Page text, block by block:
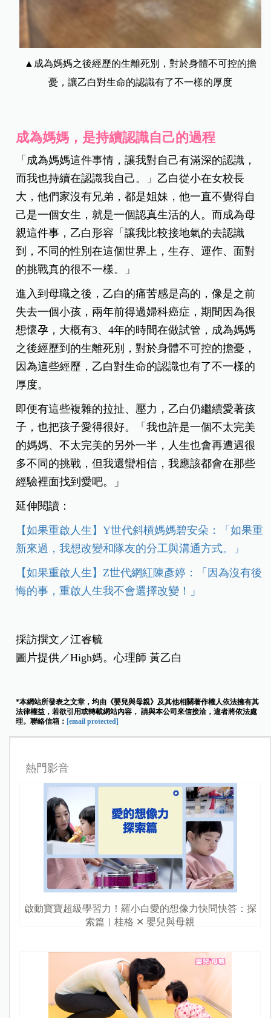
▲成為媽媽之後經歷的生離死別，對於身體不可控的擔
憂，讓乙白對生命的認識有了不一樣的厚度
成為媽媽，是持續認識自己的過程
「成為媽媽這件事情，讓我對自己有滿深的認識，
而我也持續在認識我自己。」乙白從小在女校長
大，他們家沒有兄弟，都是姐妹，他一直不覺得自
己是一個女生，就是一個認真生活的人。而成為母
親這件事，乙白形容「讓我比較接地氣的去認識
到，不同的性別在這個世界上，生存、運作、面對
的挑戰真的很不一樣。」
進入到母職之後，乙白的痛苦感是高的，像是之前
失去一個小孩，兩年前得過婦科癌症，期間因為很
想懷孕，大概有3、4年的時間在做試管，成為媽媽
之後經歷到的生離死別，對於身體不可控的擔憂，
因為這些經歷，乙白對生命的認識也有了不一樣的
厚度。
即便有這些複雜的拉扯、壓力，乙白仍繼續愛著孩
子，也把孩子愛得很好。「我也許是一個不太完美
的媽媽、不太完美的另外一半，人生也會再遭遇很
多不同的挑戰，但我還蠻相信，我應該都會在那些
經驗裡面找到愛吧。」
延伸閱讀：
【如果重啟人生】Y世代斜槓媽媽碧安朵：「如果重
新來過，我想改變和隊友的分工與溝通方式。」
【如果重啟人生】Z世代網紅陳彥婷：「因為沒有後
悔的事，重啟人生我不會選擇改變！」
採訪撰文／江睿毓
圖片提供／High媽。心理師 黃乙白
*本網站所發表之文章，均由《嬰兒與母親》及其他相關著作權人依法擁有其
法律權益，若欲引用或轉載網站內容， 請與本公司來信接洽，違者將依法處
理。聯絡信箱： [email protected]
熱門影音
啟動寶寶超級學習力！羅小白愛的想像力快問快答：探
索篇｜桂格 ✕ 嬰兒與母親